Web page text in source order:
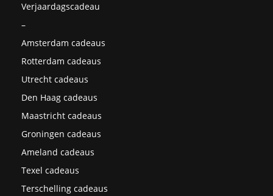
Verjaardagscadeau
–
Amsterdam cadeaus
Rotterdam cadeaus
Utrecht cadeaus
Den Haag cadeaus
Maastricht cadeaus
Groningen cadeaus
Ameland cadeaus
Texel cadeaus
Terschelling cadeaus